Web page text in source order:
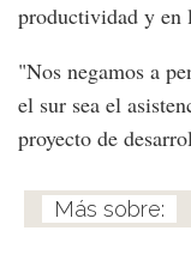
productividad y en
"Nos negamos a
el sur sea el
proyecto de